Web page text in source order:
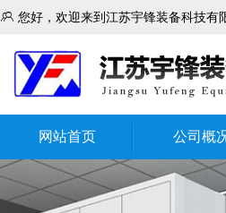
 您好，欢迎来到江苏宇锋装备科技有
网站首页 公司概